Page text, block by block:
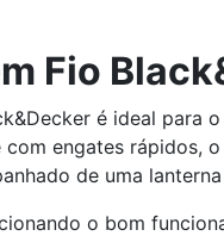
Fio
é ideal
engates rápidos,
de uma
o bom